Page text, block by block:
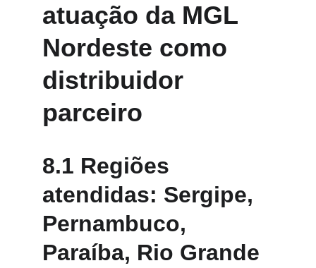
atuação da MGL
Nordeste como
distribuidor
parceiro
8.1 Regiões
atendidas: Sergipe,
Pernambuco,
Paraíba, Rio Grande